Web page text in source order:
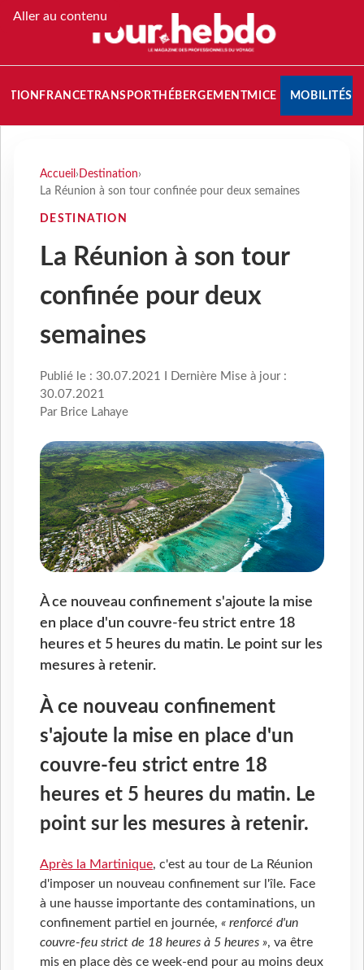
Aller au contenu
FRANCETRANSPORT HÉBERGEMENTMICE MOBILITÉS
Accueil › Destination›
La Réunion à son tour confinée pour deux semaines
DESTINATION
La Réunion à son tour
confinée pour deux
semaines
Publié le : 30.07.2021 I Dernière Mise à jour :
30.07.2021
Par Brice Lahaye
À ce nouveau confinement s'ajoute la mise
en place d'un couvre-feu strict entre 18
heures et 5 heures du matin. Le point sur les
mesures à retenir.
À ce nouveau confinement
s'ajoute la mise en place d'un
couvre-feu strict entre 18
heures et 5 heures du matin. Le
point sur les mesures à retenir.
Après la Martinique, c'est au tour de La Réunion
d'imposer un nouveau confinement sur l'île. Face
à une hausse importante des contaminations, un
confinement partiel en journée, « renforcé d'un
couvre-feu strict de 18 heures à 5 heures », va être
mis en place dès ce week-end pour au moins deux